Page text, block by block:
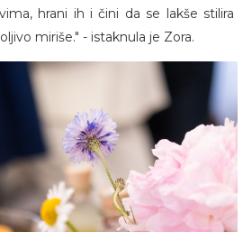
hrani ih i čini da se lakše stilira
miriše." - istaknula je Zora.